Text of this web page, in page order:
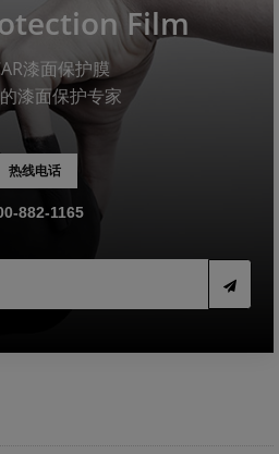
Film
漆面保护膜
漆面保护专家
热线电话
882-1165